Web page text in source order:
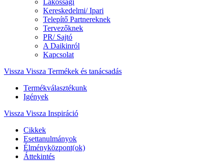
Lakossági
Kereskedelmi/ Ipari
Telepítő Partnereknek
Tervezőknek
PR/ Sajtó
A Daikinról
Kapcsolat
Vissza Vissza Termékek és tanácsadás
Termékválasztékunk
Igények
Vissza Vissza Inspiráció
Cikkek
Esettanulmányok
Élményközpont(ok)
Áttekintés